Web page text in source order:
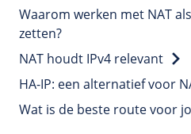
cPanel
DirectAdmin
OpenClaw
n8n
Volume storage
Volume backups
Encrypted volumes
/Other
Patchman
/Websitebouwer
AI Site Assistant voor WordPress
Webinars
Library
Vacatures
Waarom werken met NAT
zetten?
NAT houdt IPv4 relevant
HA-IP: een alternatief voor
Wat is de beste route voor